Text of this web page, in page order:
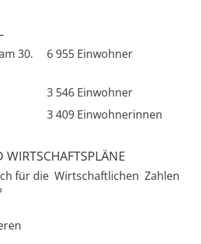
30.
6 955 Einwohner
3 546 Einwohner
3 409 Einwohnerinnen
für die Wirtschaftlichen Zahlen